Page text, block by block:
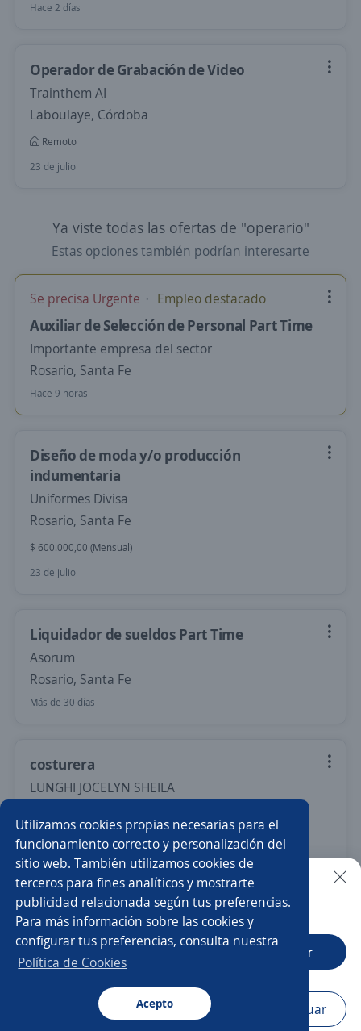
Utilizamos cookies propias necesarias para el
funcionamiento correcto y personalización del
sitio web. También utilizamos cookies de
terceros para fines analíticos y mostrarte
publicidad relacionada según tus preferencias.
Para más información sobre las cookies y
configurar tus preferencias, consulta nuestra
Política de Cookies
Acepto
Hace 2 días
Operador de Grabación de Video
Trainthem AI
Laboulaye, Córdoba
Remoto
23 de julio
Ya viste todas las ofertas de "operario"
Estas opciones también podrían interesarte
Se precisa Urgente Empleo destacado
Auxiliar de Selección de Personal Part Time
Importante empresa del sector
Rosario, Santa Fe
Hace 9 horas
Diseño de moda y/o producción
indumentaria
Uniformes Divisa
Rosario, Santa Fe
$ 600.000,00 (Mensual)
23 de julio
Liquidador de sueldos Part Time
Asorum
Rosario, Santa Fe
Más de 30 días
costurera
LUNGHI JOCELYN SHEILA
$ 500.000,00 (Mensual)
Más de 30 días
Nuevas ofertas de empleo
Empleos similares
Buscar es más fácil en la app
CT App Abrir
Navegador Continuar